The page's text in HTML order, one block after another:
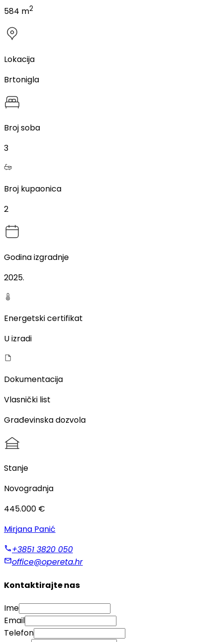
584 m2
Lokacija
Brtonigla
Broj soba
3
Broj kupaonica
2
Godina izgradnje
2025.
Energetski certifikat
U izradi
Dokumentacija
Vlasnički list
Građevinska dozvola
Stanje
Novogradnja
445.000 €
Mirjana Panić
+3851 3820 050
office@opereta.hr
Kontaktirajte nas
Ime
Email
Telefon